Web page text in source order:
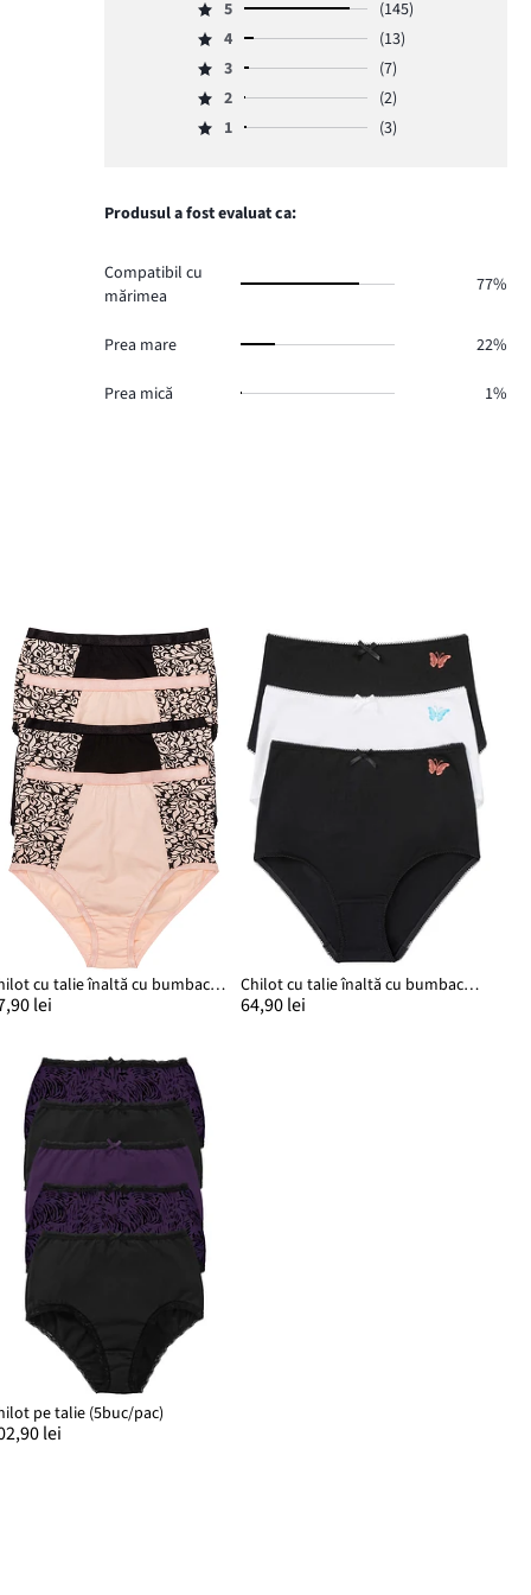
Evaluare
5,
numărul
de
145.
5
(145)
Evaluare
4,
numărul
de
4
(13)
Evaluare
3,
numărul
3
(7)
Evaluare
2,
voturi
2.
2
(2)
Evaluare
de
1 (3)
Produsul a fost evaluat ca:
Compatibil cu
mărimea
77%
Prea mare 22%
Prea mică 1%
Chilot cu talie înaltă cu bumbac organic (4 buc.)
lei
Chilot cu talie înaltă cu bumbac organic (set/3 buc.)
64,90 lei
pe talie (5buc/pac)
lei